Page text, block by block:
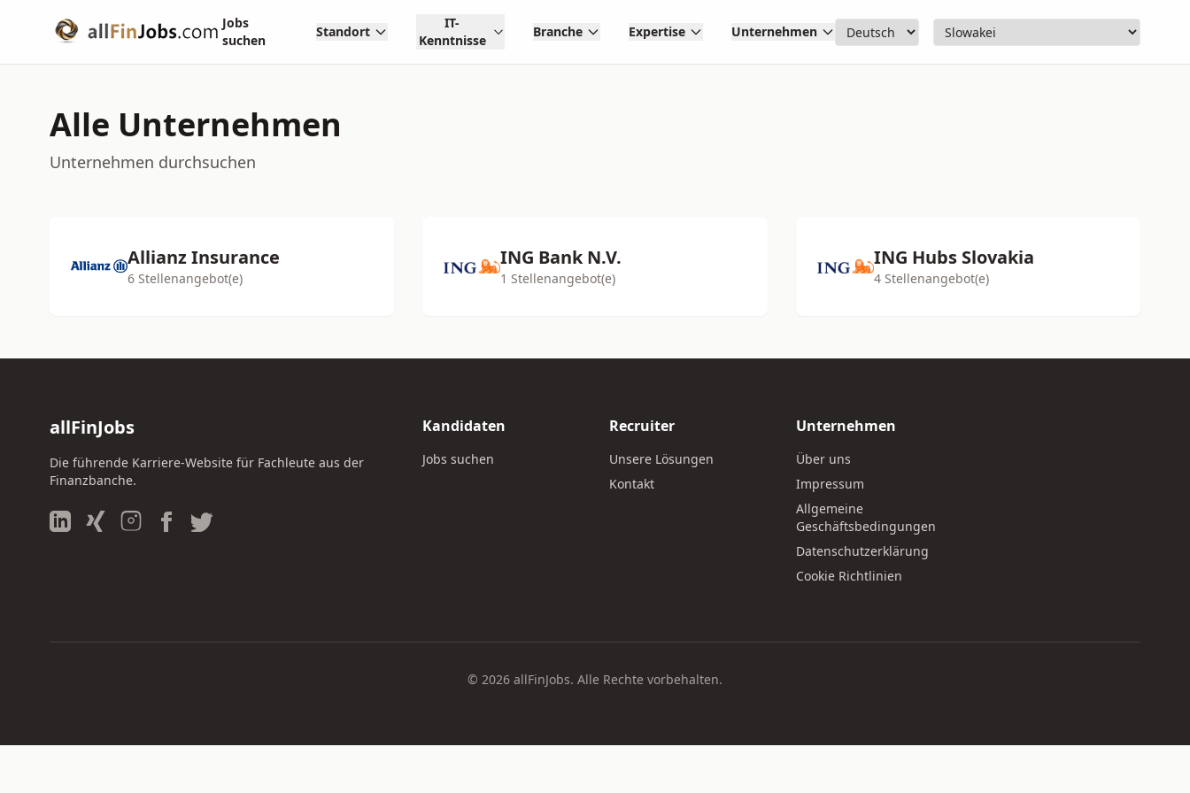
Jobs
suchen
Standort
IT-
Kenntnisse
Branche Expertise Unternehmen
Alle Unternehmen
Unternehmen durchsuchen
Allianz Insurance
6 Stellenangebot(e)
ING Bank N.V.
1 Stellenangebot(e)
ING Hubs Slovakia
4 Stellenangebot(e)
allFinJobs
Die führende Karriere-Website für Fachleute aus der
Finanzbanche.
Kandidaten
Jobs suchen
Recruiter
Unsere Lösungen
Kontakt
Unternehmen
Über uns
Impressum
Allgemeine
Geschäftsbedingungen
Datenschutzerklärung
Cookie Richtlinien
© 2026 allFinJobs. Alle Rechte vorbehalten.